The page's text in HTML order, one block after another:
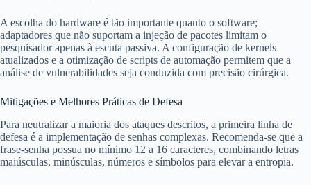
A escolha do hardware é tão importante quanto o software;
adaptadores que não suportam a injeção de pacotes limitam o
pesquisador apenas à escuta passiva. A configuração de kernels
atualizados e a otimização de scripts de automação permitem que a
análise de vulnerabilidades seja conduzida com precisão cirúrgica.
Mitigações e Melhores Práticas de Defesa
Para neutralizar a maioria dos ataques descritos, a primeira linha de
defesa é a implementação de senhas complexas. Recomenda-se que a
frase-senha possua no mínimo 12 a 16 caracteres, combinando letras
maiúsculas, minúsculas, números e símbolos para elevar a entropia.